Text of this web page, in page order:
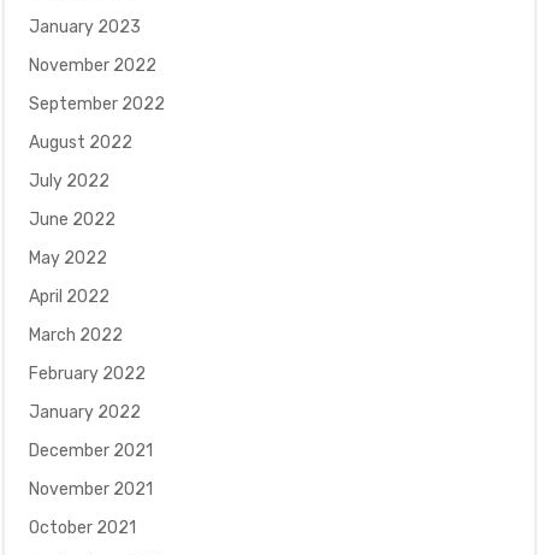
January 2023
November 2022
September 2022
August 2022
July 2022
June 2022
May 2022
April 2022
March 2022
February 2022
January 2022
December 2021
November 2021
October 2021